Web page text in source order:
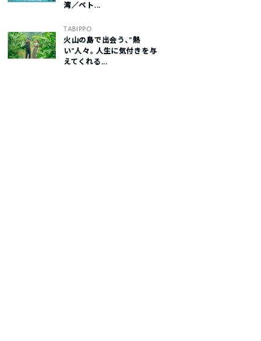
湾／ベト...
TABIPPO
火山の島で出会う、“熱
い“人々。人生に気付きを与
えてくれる...